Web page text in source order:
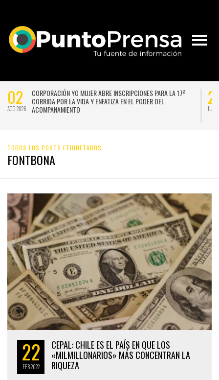
02
AGO 2026
CORPORACIÓN YO MUJER ABRE INSCRIPCIONES PARA LA 17ª
CORRIDA POR LA VIDA Y ENFATIZA EN EL PODER DEL
ACOMPAÑAMIENTO
JUL
TODOS LOS POSTS ETIQUETADOS
FONTBONA
22
FEB2022
CEPAL: CHILE ES EL PAÍS EN QUE LOS
«MILMILLONARIOS» MÁS CONCENTRAN LA
RIQUEZA